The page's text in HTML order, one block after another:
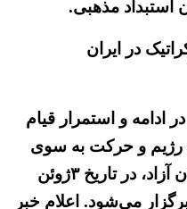
استبداد مذهبی.
در ایران
ادامه و استمرار قیام
رژیم و حرکت به سوی
یک جامعه دموکراتیک و یک ایران آزاد، در تاریخ ۳ژوئن
پاریس برگزار می‌شود. اعلام خبر